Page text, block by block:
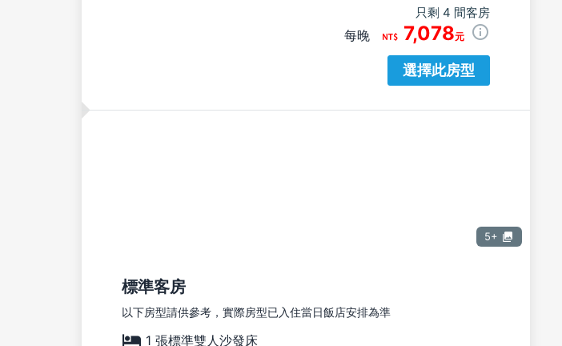
只剩 4 間客房
每晚 7,078元
選擇此房型
5+
標準客房
以下房型請供參考，實際房型已入住當日飯店安排為準
1 張標準雙人沙發床